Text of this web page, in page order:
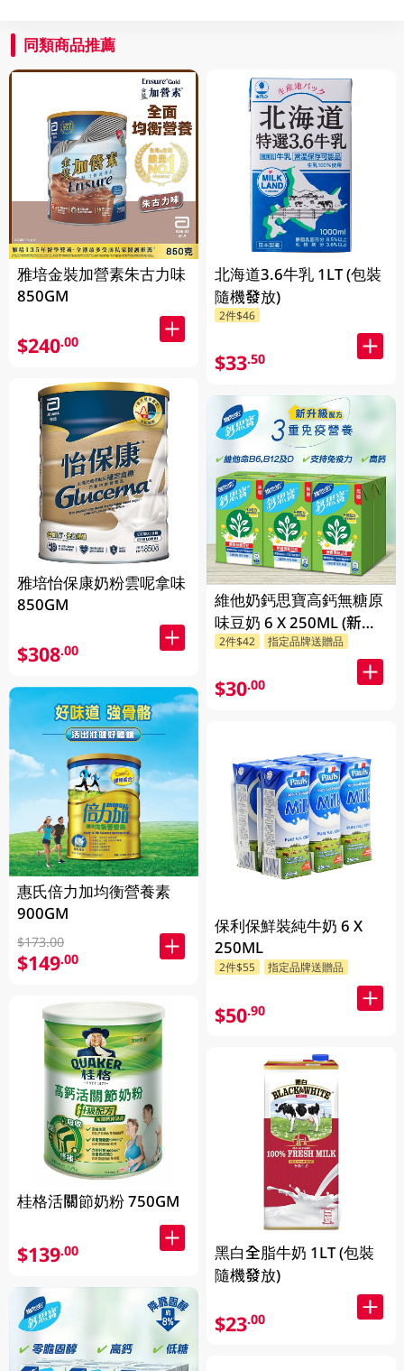
同類商品推薦
雅培金裝加營素朱古力味
850GM
$240.00
雅培怡保康奶粉雲呢拿味
850GM
$308.00
惠氏倍力加均衡營養素
900GM
$173.00
$149.00
桂格活關節奶粉 750GM
$139.00
北海道3.6牛乳 1LT (包裝
隨機發放)
2件$46
$33.50
維他奶鈣思寶高鈣無糖原
味豆奶 6 X 250ML (新舊
包裝隨機發貨)
2件$42 指定品牌送贈品
$30.00
保利保鮮裝純牛奶 6 X
250ML
2件$55 指定品牌送贈品
$50.90
黑白全脂牛奶 1LT (包裝
隨機發放)
$23.00